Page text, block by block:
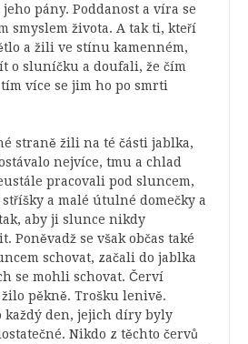
pány. Poddanost a víra se
smyslem života. A tak ti, kteří
a žili ve stínu kamenném,
o sluníčku a doufali, že čím
více se jim ho po smrti
straně žili na té části jablka,
nejvíce, tmu a chlad
pracovali pod sluncem,
a malé útulné domečky a
aby ji slunce nikdy
Poněvadž se však občas také
schovat, začali do jablka
se mohli schovat. Červí
pěkně. Trošku lenivě.
každý den, jejich díry byly
Nikdo z těchto červů